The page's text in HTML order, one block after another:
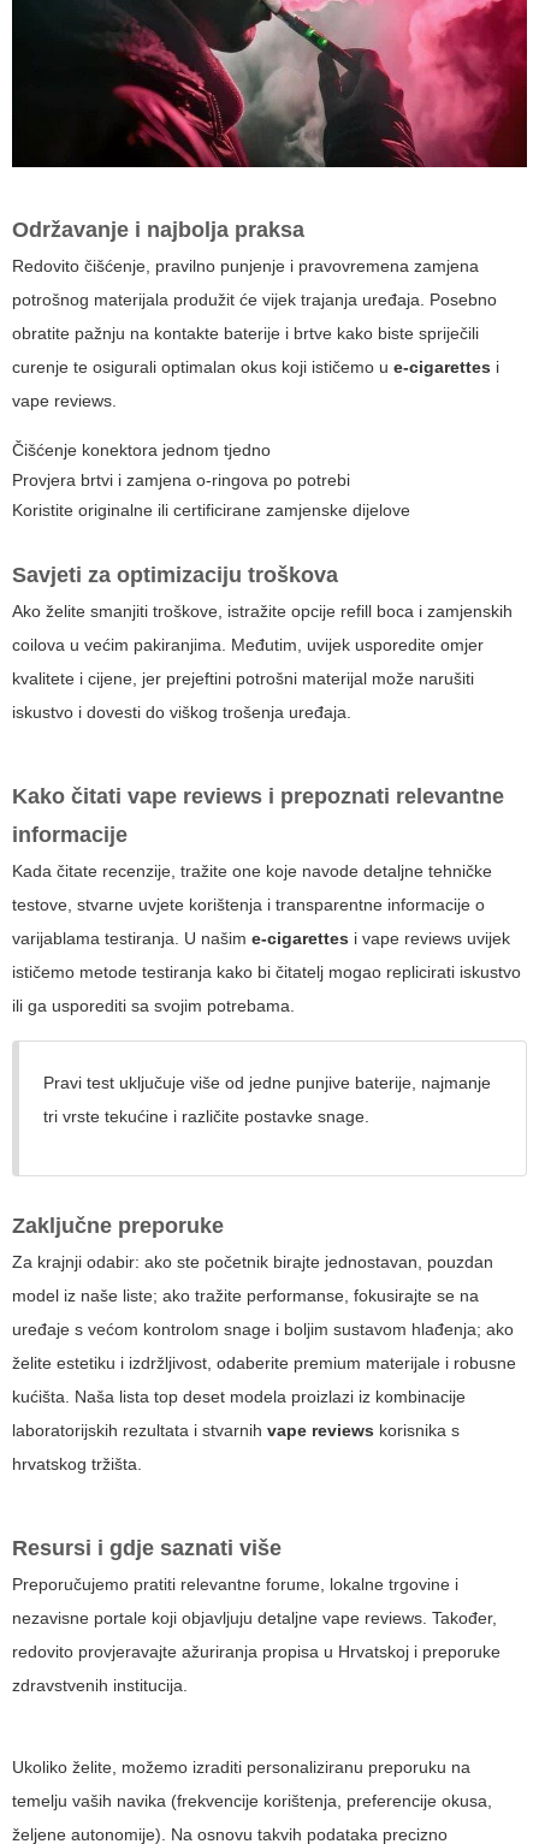
Održavanje i najbolja praksa
Redovito čišćenje, pravilno punjenje i pravovremena zamjena
potrošnog materijala produžit će vijek trajanja uređaja. Posebno
obratite pažnju na kontakte baterije i brtve kako biste spriječili
curenje te osigurali optimalan okus koji ističemo u e-cigarettes i
vape reviews.
Čišćenje konektora jednom tjedno
Provjera brtvi i zamjena o-ringova po potrebi
Koristite originalne ili certificirane zamjenske dijelove
Savjeti za optimizaciju troškova
Ako želite smanjiti troškove, istražite opcije refill boca i zamjenskih
coilova u većim pakiranjima. Međutim, uvijek usporedite omjer
kvalitete i cijene, jer prejeftini potrošni materijal može narušiti
iskustvo i dovesti do viškog trošenja uređaja.
Kako čitati vape reviews i prepoznati relevantne
informacije
Kada čitate recenzije, tražite one koje navode detaljne tehničke
testove, stvarne uvjete korištenja i transparentne informacije o
varijablama testiranja. U našim e-cigarettes i vape reviews uvijek
ističemo metode testiranja kako bi čitatelj mogao replicirati iskustvo
ili ga usporediti sa svojim potrebama.
Pravi test uključuje više od jedne punjive baterije, najmanje
tri vrste tekućine i različite postavke snage.
Zaključne preporuke
Za krajnji odabir: ako ste početnik birajte jednostavan, pouzdan
model iz naše liste; ako tražite performanse, fokusirajte se na
uređaje s većom kontrolom snage i boljim sustavom hlađenja; ako
želite estetiku i izdržljivost, odaberite premium materijale i robusne
kućišta. Naša lista top deset modela proizlazi iz kombinacije
laboratorijskih rezultata i stvarnih vape reviews korisnika s
hrvatskog tržišta.
Resursi i gdje saznati više
Preporučujemo pratiti relevantne forume, lokalne trgovine i
nezavisne portale koji objavljuju detaljne vape reviews. Također,
redovito provjeravajte ažuriranja propisa u Hrvatskoj i preporuke
zdravstvenih institucija.
Ukoliko želite, možemo izraditi personaliziranu preporuku na
temelju vaših navika (frekvencije korištenja, preferencije okusa,
željene autonomije). Na osnovu takvih podataka precizno